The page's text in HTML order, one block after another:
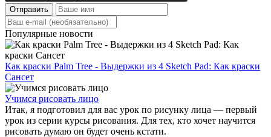
Отправить
Популярные новости
Как краски Palm Tree - Выдержки из 4 Sketch Pad: Как краски
Сансет
Учимся рисовать лицо
Итак, я подготовил для вас урок по рисунку лица — первый
урок из серии курсы рисования. Для тех, кто хочет научится
рисовать думаю он будет очень кстати.